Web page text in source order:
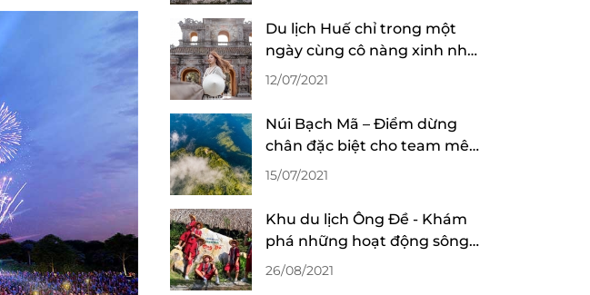
Du lịch Huế chỉ trong một
ngày cùng cô nàng xinh như
gái Thái
12/07/2021
Núi Bạch Mã – Điểm dừng
chân đặc biệt cho team mê
núi rừng
15/07/2021
Khu du lịch Ông Đề - Khám
phá những hoạt động sông
nước cực vui
26/08/2021